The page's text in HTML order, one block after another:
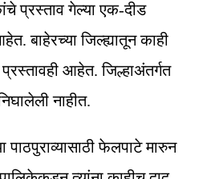
प्रस्ताव गेल्या एक-दीड
बाहेरच्या जिल्ह्यातून काही
प्रस्तावही आहेत. जिल्हाअंतर्गत
नाहीत.
फेलपाटे मारुन